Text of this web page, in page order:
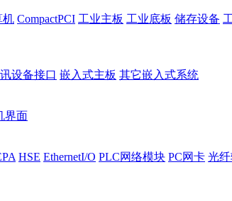
机 CompactPCI 工业主板 工业底板 储存设备
设备接口 嵌入式主板 其它嵌入式系统
界面
HSE EthernetI/O PLC网络模块 PC网卡 光